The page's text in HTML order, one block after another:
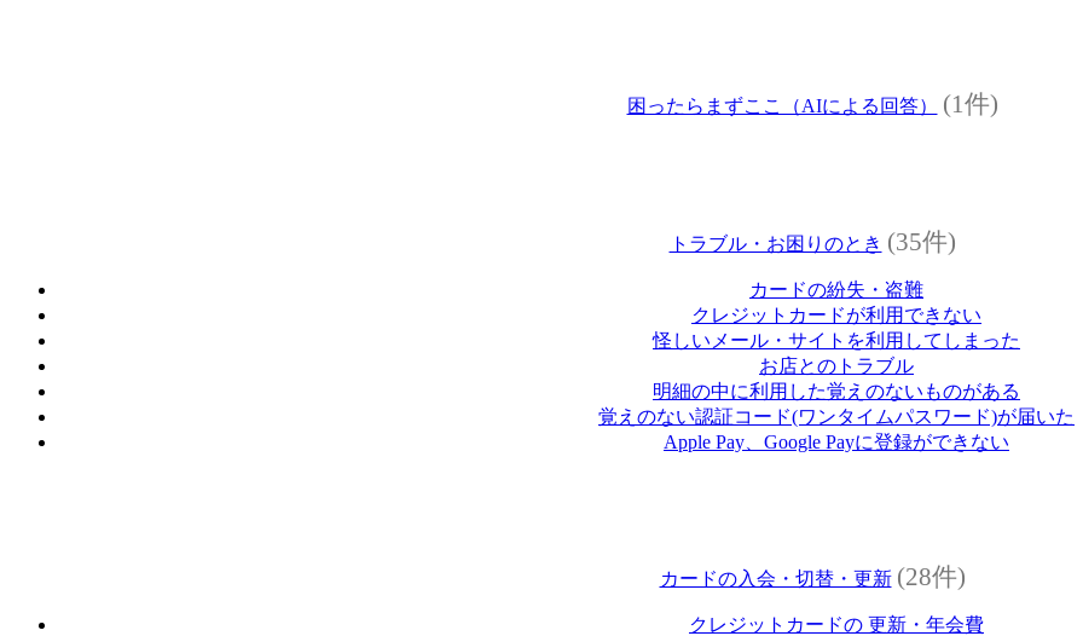
困ったらまずここ（AIによる回答） (1件)
トラブル・お困りのとき (35件)
カードの紛失・盗難
クレジットカードが利用できない
怪しいメール・サイトを利用してしまった
お店とのトラブル
明細の中に利用した覚えのないものがある
覚えのない認証コード(ワンタイムパスワード)が届いた
Apple Pay、Google Payに登録ができない
カードの入会・切替・更新 (28件)
クレジットカードの 更新・年会費